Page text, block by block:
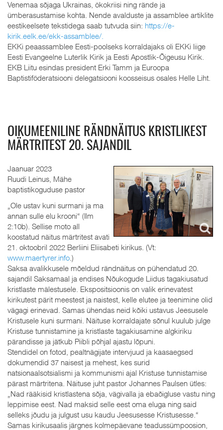
Venemaa sõjaga Ukrainas, ökokriisi ning rände ja
ümberasustamise kohta. Nende avalduste ja assamblee artiklite
eestikeelsete tekstidega saab tutvuda siin: https://e-
kirik.eelk.ee/ekk-assamblee/.
EKKi peaassamblee Eesti-poolseks korraldajaks oli EKKi liige
Eesti Evangeelne Luterlik Kirik ja Eesti Apostlik-Õigeusu Kirik.
EKB Liitu esindas president Erki Tamm ja Euroopa
Baptistiföderatsiooni delegatsiooni koosseisus osales Helle Liht.
OIKUMEENILINE RÄNDNÄITUS KRISTLIKEST
MÄRTRITEST 20. SAJANDIL
Jaanuar 2023
Ruudi Leinus, Mähe
baptistikoguduse pastor
„Ole ustav kuni surmani ja ma
annan sulle elu krooni“ (Ilm
2:10b). Sellise moto all
koostatud näitus märtritest avati
21. oktoobril 2022 Berliini Eliisabeti kirikus. (Vt:
www.maertyrer.info .)
Saksa avalikkusele mõeldud rändnäitus on pühendatud 20.
sajandil Saksamaal ja endises Nõukogude Liidus tagakiusatud
kristlaste mälestusele. Ekspositsioonis on valik erinevatest
kirikutest pärit meestest ja naistest, kelle elutee ja teenimine olid
vägagi erinevad. Samas ühendas neid kõiki ustavus Jeesusele
Kristusele kuni surmani. Näituse korraldajate sõnul kuulub julge
Kristuse tunnistamine ja kristlaste tagakiusamine algkiriku
pärandisse ja jätkub Piibli põhjal ajastu lõpuni.
Stendidel on fotod, pealtnägijate intervjuud ja kaasaegsed
dokumendid 37 naisest ja mehest, kes surid
natsionaalsotsialismi ja kommunismi ajal Kristuse tunnistamise
pärast märtritena. Näituse juht pastor Johannes Paulsen ütles:
„Nad rääkisid kristlastena sõja, vägivalla ja ebaõigluse vastu ning
leppimise eest. Nad maksid selle eest oma eluga ning said
selleks jõudu ja julgust usu kaudu Jeesusesse Kristusesse.“
Samas kirikusaalis järgnes kolmepäevane teadussümpoosion,